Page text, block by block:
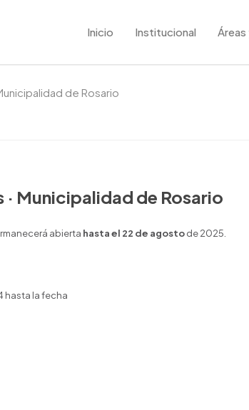
Inicio Institucional
de Rosario
Municipalidad de Rosario
abierta hasta el 22 de agostode 2025.
hasta la fecha